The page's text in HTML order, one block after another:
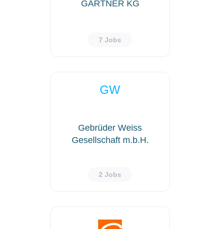
GARTNER KG
7 Jobs
GW
Gebrüder Weiss
Gesellschaft m.b.H.
2 Jobs